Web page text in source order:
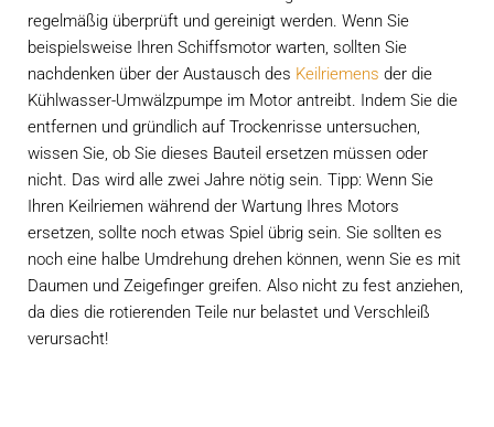
regelmäßig überprüft und gereinigt werden. Wenn Sie
beispielsweise Ihren Schiffsmotor warten, sollten Sie
nachdenken über der Austausch des Keilriemens der die
Kühlwasser-Umwälzpumpe im Motor antreibt. Indem Sie die
entfernen und gründlich auf Trockenrisse untersuchen,
wissen Sie, ob Sie dieses Bauteil ersetzen müssen oder
nicht. Das wird alle zwei Jahre nötig sein. Tipp: Wenn Sie
Ihren Keilriemen während der Wartung Ihres Motors
ersetzen, sollte noch etwas Spiel übrig sein. Sie sollten es
noch eine halbe Umdrehung drehen können, wenn Sie es mit
Daumen und Zeigefinger greifen. Also nicht zu fest anziehen,
da dies die rotierenden Teile nur belastet und Verschleiß
verursacht!